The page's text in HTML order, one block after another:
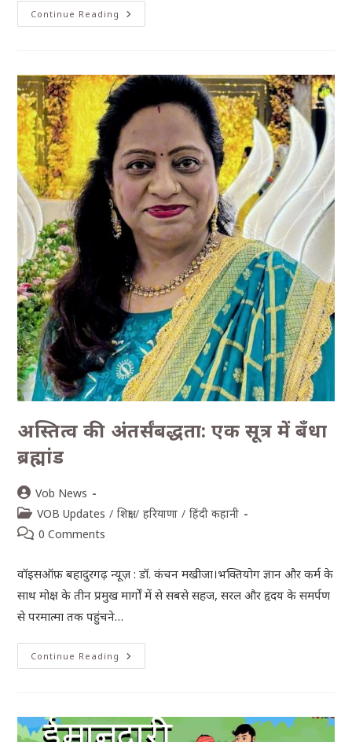
Continue Reading
अस्तित्व की अंतर्संबद्धता: एक सूत्र में बँधा
ब्रह्मांड
Vob News
VOB Updates / शिक्षा / हरियाणा / हिंदी कहानी
0 Comments
वॉइसऑफ़ बहादुरगढ़ न्यूज़ : डॉ. कंचन मखीजा।भक्तियोग ज्ञान और कर्म के
साथ मोक्ष के तीन प्रमुख मार्गों में से सबसे सहज, सरल और हृदय के समर्पण
से परमात्मा तक पहुंचने…
Continue Reading